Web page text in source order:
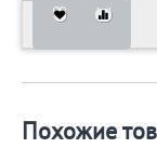
Похожие